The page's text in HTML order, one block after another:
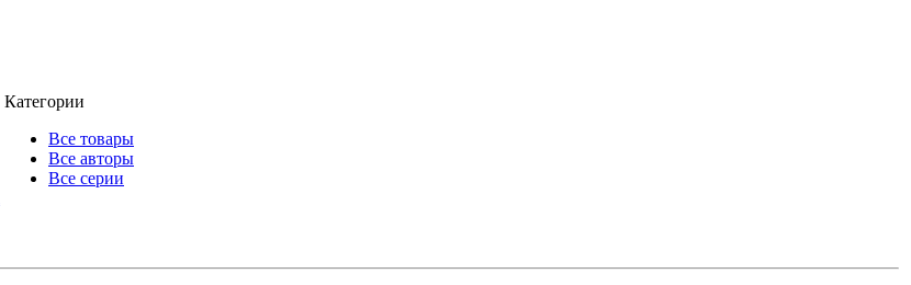
Категории
Все товары
Все авторы
Все серии